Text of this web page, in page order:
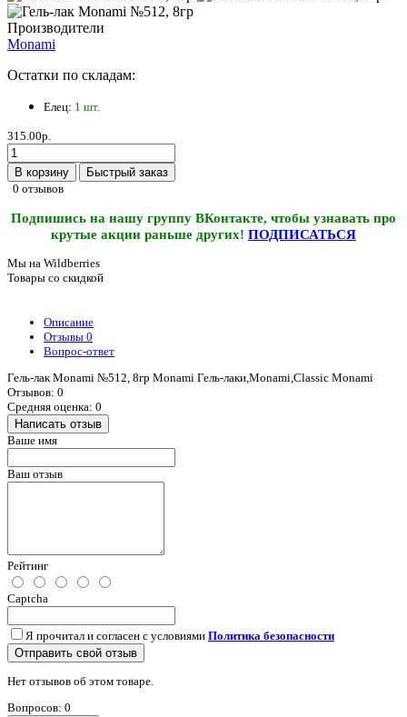
Производители
Monami
Остатки по складам:
Елец: 1 шт.
315.00р.
В корзину
Быстрый заказ
0 отзывов
Подпишись на нашу группу ВКонтакте, чтобы узнавать про
крутые акции раньше других! ПОДПИСАТЬСЯ
Мы на Wildberries
Товары со скидкой
Описание
Отзывы 0
Вопрос-ответ
Гель-лак Monami №512, 8гр Monami Гель-лаки,Monami,Classic Monami
Отзывов: 0
Средняя оценка: 0
Написать отзыв
Ваше имя
Ваш отзыв
Рейтинг
Captcha
Я прочитал и согласен с условиями Политика безопасности
Отправить свой отзыв
Нет отзывов об этом товаре.
Вопросов: 0